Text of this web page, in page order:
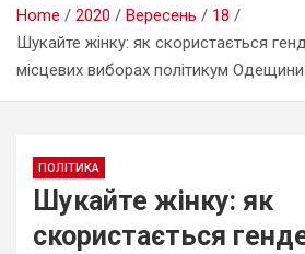
Home 2020 Вересень
18
Шукайте жінку: як скористається
місцевих виборах політикум
ПОЛІТИКА
Шукайте жінку: як
скористається